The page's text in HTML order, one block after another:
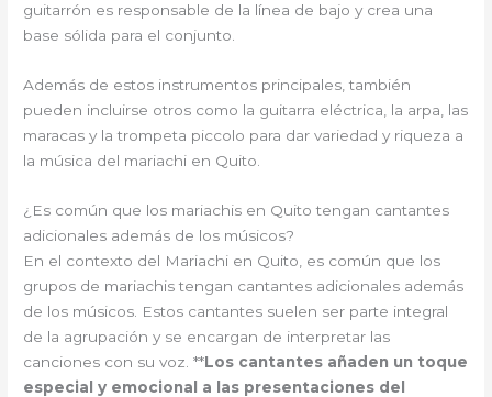
guitarrón es responsable de la línea de bajo y crea una
base sólida para el conjunto.
Además de estos instrumentos principales, también
pueden incluirse otros como la guitarra eléctrica, la arpa, las
maracas y la trompeta piccolo para dar variedad y riqueza a
la música del mariachi en Quito.
¿Es común que los mariachis en Quito tengan cantantes
adicionales además de los músicos?
En el contexto del Mariachi en Quito, es común que los
grupos de mariachis tengan cantantes adicionales además
de los músicos. Estos cantantes suelen ser parte integral
de la agrupación y se encargan de interpretar las
canciones con su voz. **Los cantantes añaden un toque
especial y emocional a las presentaciones del